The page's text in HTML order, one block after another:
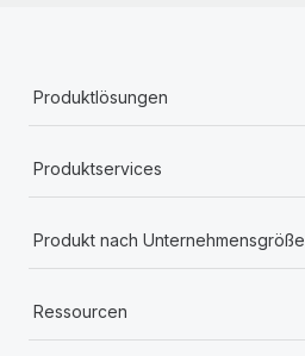
Produktlösungen
Produktservices
Produkt nach Unternehmensgröße
Ressourcen